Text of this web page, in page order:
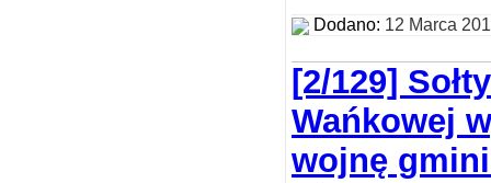
Dodano: 12 Marca
[2/129]
Wańkowej
wojnę